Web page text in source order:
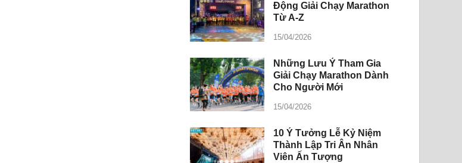
Động Giải Chạy Marathon
Từ A-Z
15/04/2026
Những Lưu Ý Tham Gia
Giải Chạy Marathon Dành
Cho Người Mới
15/04/2026
10 Ý Tưởng Lễ Kỷ Niệm
Thành Lập Tri Ân Nhân
Viên Ấn Tượng